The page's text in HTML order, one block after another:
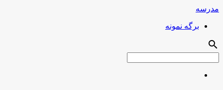
مدرسه
برگه نمونه
search